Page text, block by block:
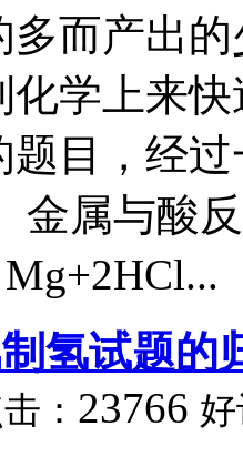
多而产出
化学上来
题目，经
金属与酸
氢试题的
： 23766